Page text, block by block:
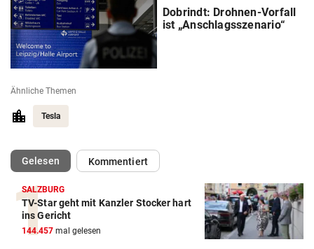
Dobrindt: Drohnen-Vorfall
ist „Anschlagsszenario“
Ähnliche Themen
Tesla
Gelesen(ausgewählt)Kommentiert
SALZBURG
TV-Star geht mit Kanzler Stocker hart
ins Gericht
144.457 mal gelesen